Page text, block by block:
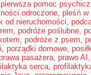
pierwsza pomoc
odroczone, pleśń w
od nieruchomości,
, podróże poślubne,
, podróże z psem,
, porządki domowe,
pasażera, prawo AI ,
serca,